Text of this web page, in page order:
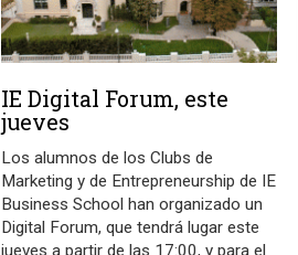
IE Digital Forum, este
jueves
Los alumnos de los Clubs de
Marketing y de Entrepreneurship de IE
Business School han organizado un
Digital Forum, que tendrá lugar este
jueves a partir de las 17:00, y para el